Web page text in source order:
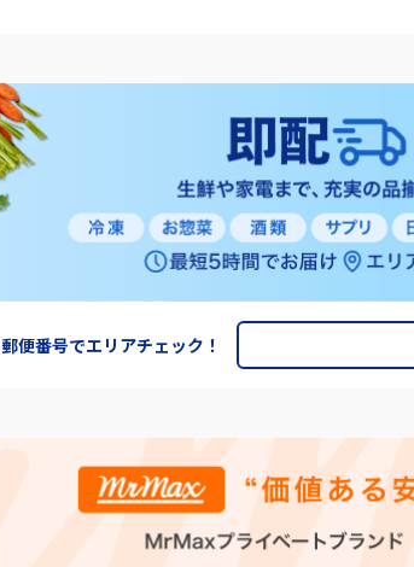
郵便番号でエリアチェック！